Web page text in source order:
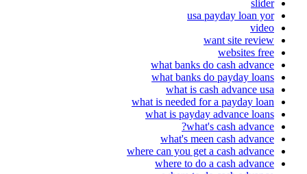
slider
usa payday loan yor
video
want site review
websites free
what banks do cash advance
what banks do payday loans
what is cash advance usa
what is needed for a payday loan
what is payday advance loans
what's cash advance?
what's meen cash advance
where can you get a cash advance
where to do a cash advance